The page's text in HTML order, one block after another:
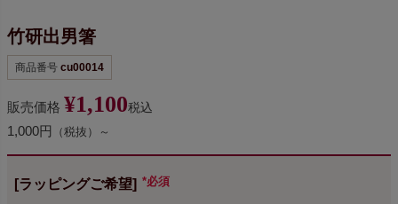
竹研出男箸
商品番号 cu00014
販売価格 ¥1,100税込
1,000円 （税抜）～
[ラッピングご希望]